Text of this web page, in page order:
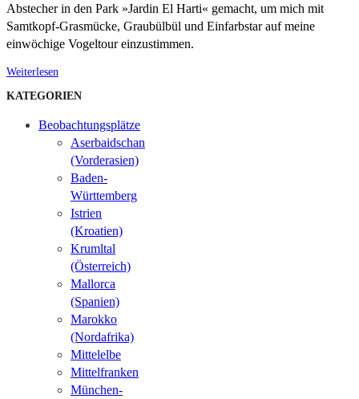
Abstecher in den Park »Jardin El Harti« gemacht, um mich mit
Samtkopf-Grasmücke, Graubülbül und Einfarbstar auf meine
einwöchige Vogeltour einzustimmen.
Weiterlesen
KATEGORIEN
Beobachtungsplätze
Aserbaidschan
(Vorderasien)
Baden-
Württemberg
Istrien
(Kroatien)
Krumltal
(Österreich)
Mallorca
(Spanien)
Marokko
(Nordafrika)
Mittelelbe
Mittelfranken
München-